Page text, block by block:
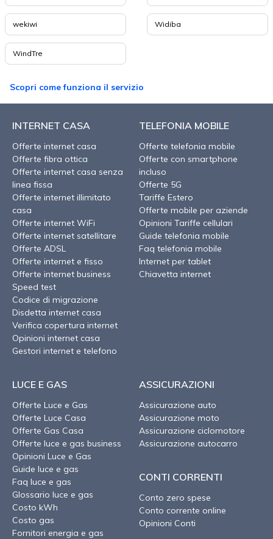
wekiwi Widiba
WindTre
Scopri come funziona il servizio
INTERNET CASA
Offerte internet casa
Offerte fibra ottica
Offerte internet casa senza
linea fissa
Offerte internet illimitato
casa
Offerte internet WiFi
Offerte internet satellitare
Offerte ADSL
Offerte internet e fisso
Offerte internet business
Speed test
Codice di migrazione
Disdetta internet casa
Verifica copertura internet
Opinioni internet casa
Gestori internet e telefono
TELEFONIA MOBILE
Offerte telefonia mobile
Offerte con smartphone
incluso
Offerte 5G
Tariffe Estero
Offerte mobile per aziende
Opinioni Tariffe cellulari
Guide telefonia mobile
Faq telefonia mobile
Internet per tablet
Chiavetta internet
LUCE E GAS
Offerte Luce e Gas
Offerte Luce Casa
Offerte Gas Casa
Offerte luce e gas business
Opinioni Luce e Gas
Guide luce e gas
Faq luce e gas
Glossario luce e gas
Costo kWh
Costo gas
Fornitori energia e gas
ASSICURAZIONI
Assicurazione auto
Assicurazione moto
Assicurazione ciclomotore
Assicurazione autocarro
CONTI CORRENTI
Conto zero spese
Conto corrente online
Opinioni Conti